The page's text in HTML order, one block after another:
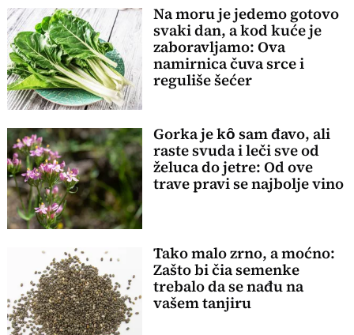
Na moru je jedemo gotovo
svaki dan, a kod kuće je
zaboravljamo: Ova
namirnica čuva srce i
reguliše šećer
Gorka je kȏ sam đavo, ali
raste svuda i leči sve od
želuca do jetre: Od ove
trave pravi se najbolje vino
Tako malo zrno, a moćno:
Zašto bi čia semenke
trebalo da se nađu na
vašem tanjiru